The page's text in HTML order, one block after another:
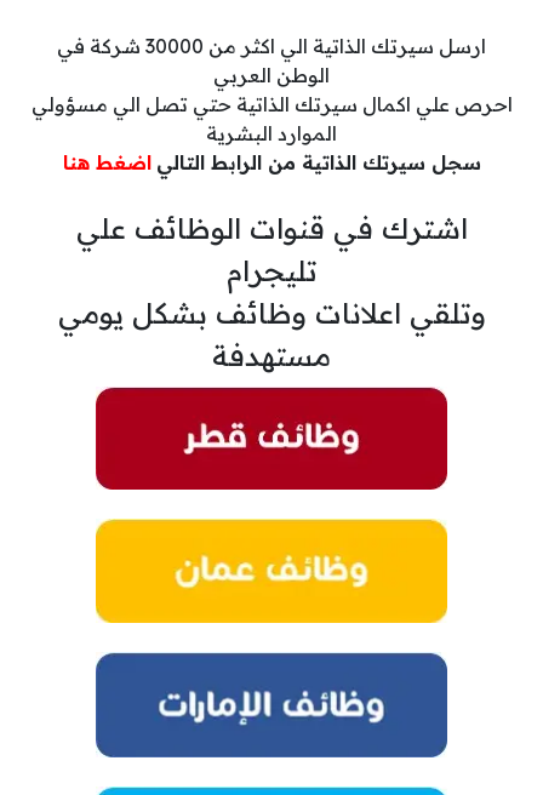
ارسل سيرتك الذاتية الي اكثر من 30000 شركة في
الوطن العربي
احرص علي اكمال سيرتك الذاتية حتي تصل الي مسؤولي
الموارد البشرية
سجل سيرتك الذاتية من الرابط التالي اضغط هنا
اشترك في قنوات الوظائف علي
تليجرام
وتلقي اعلانات وظائف بشكل يومي
مستهدفة